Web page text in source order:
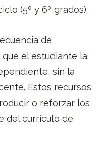
(5º y 6º grados).
de
el estudiante la
sin la
Estos recursos
o reforzar los
del currículo de